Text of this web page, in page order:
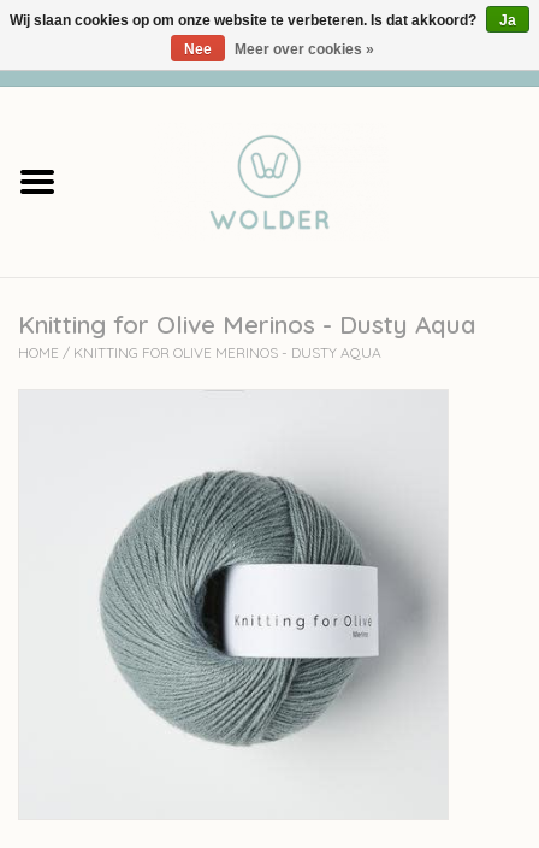
Garens
Accessoires
Over wolder
Knitting for Olive Merinos - Dusty Aqua
HOME / KNITTING FOR OLIVE MERINOS - DUSTY AQUA
Wij slaan cookies op om onze website te verbeteren. Is dat akkoord?
Ja
Nee
Meer over cookies »